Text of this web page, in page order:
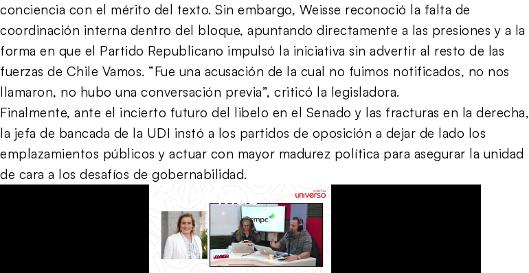
conciencia con el mérito del texto. Sin embargo, Weisse reconoció la falta de
coordinación interna dentro del bloque, apuntando directamente a las presiones y a la
forma en que el Partido Republicano impulsó la iniciativa sin advertir al resto de las
fuerzas de Chile Vamos. “Fue una acusación de la cual no fuimos notificados, no nos
llamaron, no hubo una conversación previa”, criticó la legisladora.
Finalmente, ante el incierto futuro del libelo en el Senado y las fracturas en la derecha,
la jefa de bancada de la UDI instó a los partidos de oposición a dejar de lado los
emplazamientos públicos y actuar con mayor madurez política para asegurar la unidad
de cara a los desafíos de gobernabilidad.